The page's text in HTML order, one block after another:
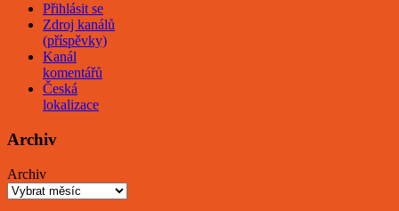
Přihlásit se
Zdroj kanálů
(příspěvky)
Kanál
komentářů
Česká
lokalizace
Archiv
Archiv